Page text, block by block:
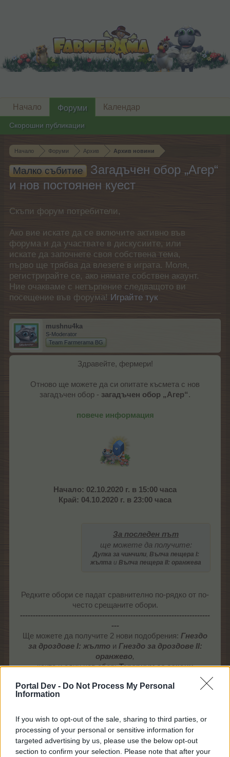
Portal Dev - Do Not Process My Personal
Information
If you wish to opt-out of the sale, sharing to third parties, or
processing of your personal or sensitive information for
targeted advertising by us, please use the below opt-out
section to confirm your selection. Please note that after your
Начало Форуми Архив Архив новини
Малко събитие
Загадъчен обор „Агер“
и нов постоянен куест
Скъпи форум потребители,
Ако вие искате да се включите активно във
форума и да участвате в дискусиите, или
искате да започнете своя собствена тема,
първо ще трябва да влезете в играта. Моля,
регистрирайте се, ако нямате собствен акаунт.
Ние очакваме с нетърпение следващото ви
посещение във форума! Играйте тук
mushnu4ka
S-Moderator
Team Farmerama BG
Здравейте, фермери!
Отново ще можете да си опитате късмета с нов
загадъчен обор - загадъчен обор „Агер“.
повече информация
Начало: 02.10.2020 г. в 15:00 часа
Край: 04.10.2020 г. в 23:00 часа
За последен път
ще можете да получите:
Дупка за чинчили, Вълча пещера I:
жълта и Вълча пещера II: оранжевa
Редките обори се падат сравнително по-рядко от по-
често срещаните обори.
--------------------------------------------------------------------------
---
Ще можете да получите 2 нови подобрения: Гнездо
за дроздове I: жълтои Гнездо за дроздове II:
оранжево,
както и един нов обор:Терариум за гекони
Н
о
обора
вода
Начало Форуми
Скорошни публикации
Календар